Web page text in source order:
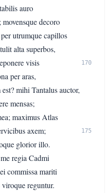
auro
decoro
utrumque capillos
alta superbos,
visis
170
per aras,
mihi Tantalus auctor,
mensas;
maximus Atlas
axem;
175
glorior illo.
regia Cadmi
commissa mariti
reguntur.